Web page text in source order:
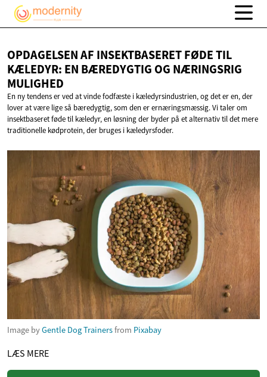
OPDAGELSEN AF INSEKTBASERET FØDE TIL
KÆLEDYR: EN BÆREDYGTIG OG NÆRINGSRIG
MULIGHED
En ny tendens er ved at vinde fodfæste i kæledyrsindustrien, og det er en, der
lover at være lige så bæredygtig, som den er ernæringsmæssig. Vi taler om
insektbaseret føde til kæledyr, en løsning der byder på et alternativ til det mere
traditionelle kødprotein, der bruges i kæledyrsfoder.
Image byGentle Dog Trainersfrom Pixabay
LÆS MERE